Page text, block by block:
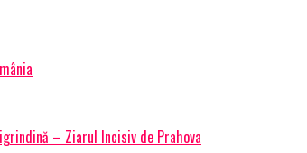
– Ziarul Incisiv de Prahova